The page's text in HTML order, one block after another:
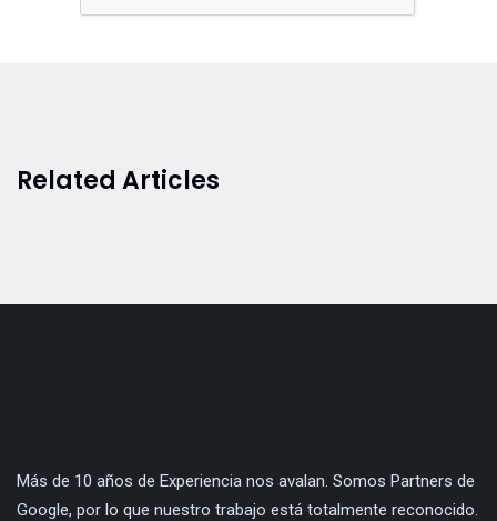
Related Articles
Más de 10 años de Experiencia nos avalan. Somos Partners de
Google, por lo que nuestro trabajo está totalmente reconocido.